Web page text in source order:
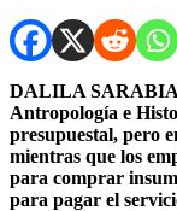
DALILA SARABIA
Antropología e
presupuestal, pero
mientras que los
para comprar
para pagar el